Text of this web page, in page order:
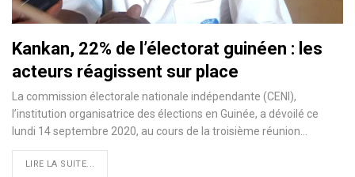
Kankan, 22% de l’électorat guinéen : les
acteurs réagissent sur place
La commission électorale nationale indépendante (CENI),
l’institution organisatrice des élections en Guinée, a dévoilé ce
lundi 14 septembre 2020, au cours de la troisième réunion
LIRE LA SUITE...